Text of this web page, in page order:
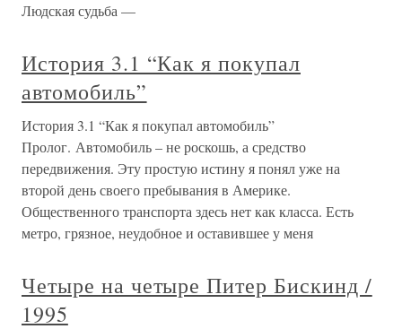
Людская судьба —
История 3.1 “Как я покупал
автомобиль”
История 3.1 “Как я покупал автомобиль”
Пролог. Автомобиль – не роскошь, а средство
передвижения. Эту простую истину я понял уже на
второй день своего пребывания в Америке.
Общественного транспорта здесь нет как класса. Есть
метро, грязное, неудобное и оставившее у меня
Четыре на четыре Питер Бискинд /
1995